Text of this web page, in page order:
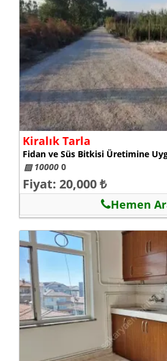
Kiralık Tarla
Fidan ve Süs Bitkisi Üretimine
▨ 100000
Fiyat: 20,000 ₺
Hemen